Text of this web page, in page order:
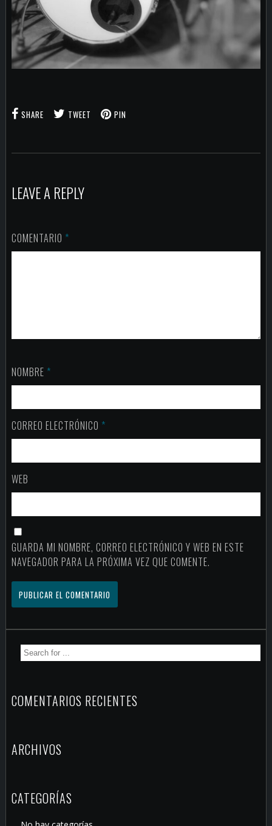
SHARE TWEET PIN
LEAVE A REPLY
COMENTARIO *
NOMBRE *
CORREO ELECTRÓNICO *
WEB
GUARDA MI NOMBRE, CORREO ELECTRÓNICO Y WEB EN ESTE
NAVEGADOR PARA LA PRÓXIMA VEZ QUE COMENTE.
COMENTARIOS RECIENTES
ARCHIVOS
CATEGORÍAS